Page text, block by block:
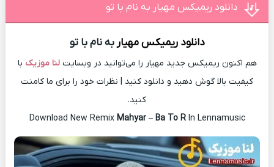
دانلود ریمیکس مهیار به نام با تو
دانلود ریمیکس مهیاربه نام با تو
هم اکنون ریمیکس جدید مهیار را می‌توانید در وبسایتلنا موزیک با
کیفیت بالا گوش دهید و دانلود کنید | نظرات خود را برای ما کامنت
کنید.
Download New Remix Mahyar– Ba To RIn Lennamusic